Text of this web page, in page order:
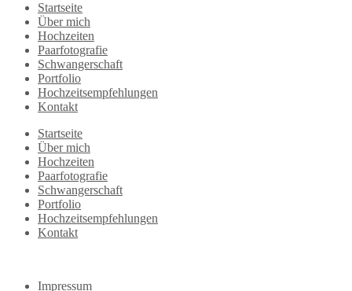
Startseite
Über mich
Hochzeiten
Paarfotografie
Schwangerschaft
Portfolio
Hochzeitsempfehlungen
Kontakt
Startseite
Über mich
Hochzeiten
Paarfotografie
Schwangerschaft
Portfolio
Hochzeitsempfehlungen
Kontakt
Impressum